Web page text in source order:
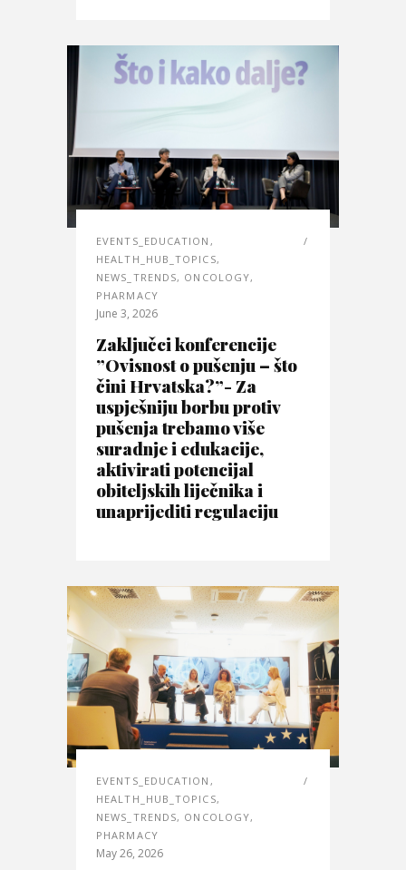
EVENTS_EDUCATION ,
HEALTH_HUB_TOPICS,
NEWS_TRENDS, ONCOLOGY,
PHARMACY
June 3, 2026
Zaključci konferencije
”Ovisnost o pušenju – što
čini Hrvatska?”- Za
uspješniju borbu protiv
pušenja trebamo više
suradnje i edukacije,
aktivirati potencijal
obiteljskih liječnika i
unaprijediti regulaciju
EVENTS_EDUCATION ,
HEALTH_HUB_TOPICS,
NEWS_TRENDS, ONCOLOGY,
PHARMACY
May 26, 2026